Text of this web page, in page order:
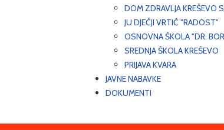
DOM ZDRAVLJA KREŠEVO
JU DJEČJI VRTIĆ "RADOST"
OSNOVNA ŠKOLA "DR.
SREDNJA ŠKOLA KREŠEVO
PRIJAVA KVARA
JAVNE NABAVKE
DOKUMENTI